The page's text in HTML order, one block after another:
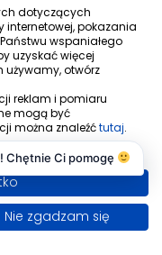
tu
| Program dla biur
Wiadomość
dotyczących
internetowej, pokazania
wspaniałego
uzyskać więcej
używamy, otwórz
reklam i pomiaru
mogą być
można znaleźćtutaj.
Nie zgadzam się
Chętnie Ci pomogę